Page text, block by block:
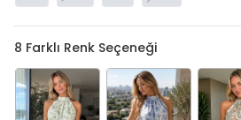
8 Farklı Renk Seçeneği